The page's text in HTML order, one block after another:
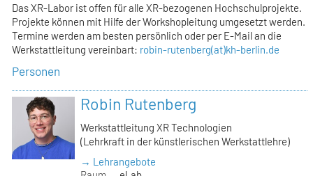
Das XR-Labor ist offen für alle XR-bezogenen Hochschulprojekte.
Projekte können mit Hilfe der Workshopleitung umgesetzt werden.
Termine werden am besten persönlich oder per E-Mail an die
Werkstattleitung vereinbart: robin-rutenberg(at)kh-berlin.de
Personen
Robin Rutenberg
Werkstattleitung XR Technologien
(Lehrkraft in der künstlerischen Werkstattlehre)
→ Lehrangebote